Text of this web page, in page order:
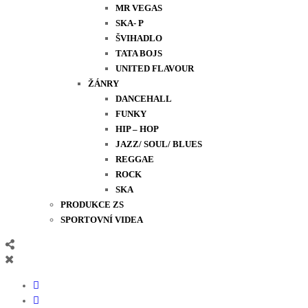
MR VEGAS
SKA- P
ŠVIHADLO
TATA BOJS
UNITED FLAVOUR
ŽÁNRY
DANCEHALL
FUNKY
HIP – HOP
JAZZ/ SOUL/ BLUES
REGGAE
ROCK
SKA
PRODUKCE ZS
SPORTOVNÍ VIDEA